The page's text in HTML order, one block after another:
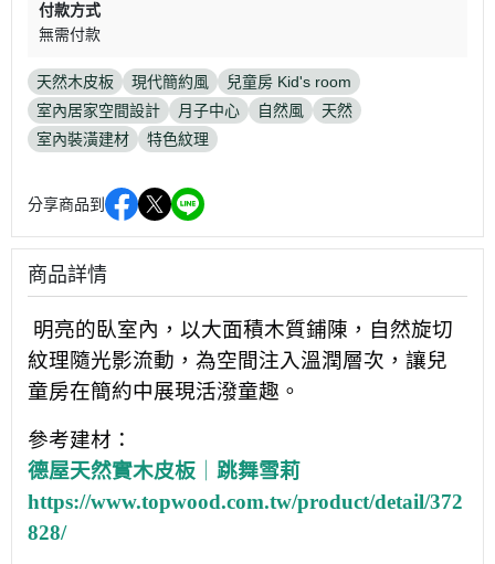
付款方式
無需付款
天然木皮板 現代簡約風
兒童房 Kid's room
室內居家空間設計
月子中心 自然風
天然
室內裝潢建材
特色紋理
分享商品到
商品詳情
明亮的臥室內，以大面積木質鋪陳，自然旋切
紋理隨光影流動，為空間注入溫潤層次，讓兒
童房在簡約中展現活潑童趣。
參考建材：
德屋天然實木皮板
跳舞雪莉
https://www.topwood.com.tw/product/detail/372
828/